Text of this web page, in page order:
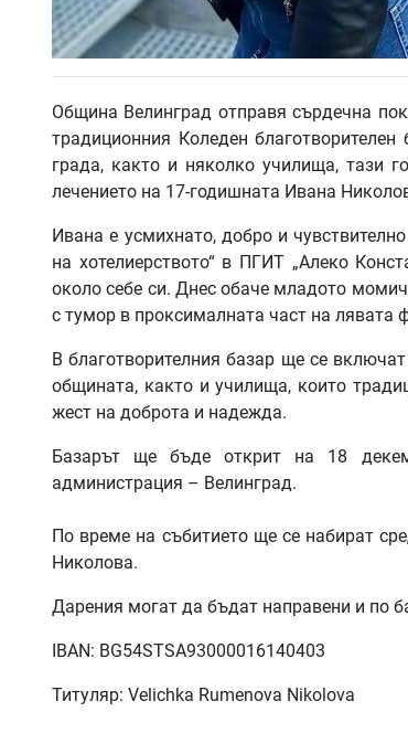
Община Велинград отправя сърдечна
традиционния Коледен
града, както и няколко училища, тази
лечението на 17-годишната Ивана
Ивана е усмихнато, добро и
на хотелиерството“ в ПГИТ „Алеко
около себе си. Днес обаче младото
с тумор в проксималната част на лявата
В благотворителния базар ще се
общината, както и училища, които
жест на доброта и надежда.
Базарът ще бъде открит на 18
администрация – Велинград.
По време на събитието ще се набират
Николова.
Дарения могат да бъдат направени и по
IBAN: BG54STSA93000016140403
Титуляр: Velichka Rumenova Nikolova